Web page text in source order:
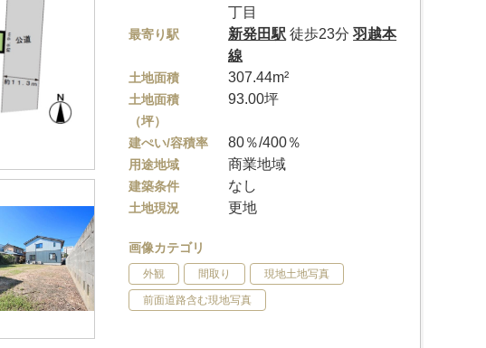
丁目
最寄り駅 新発田駅 徒歩23分羽越本
線
土地面積 307.44m²
土地面積
（坪）
93.00坪
建ぺい/容積率 80％/400％
用途地域 商業地域
建築条件 なし
土地現況 更地
画像カテゴリ
外観 間取り 現地土地写真
前面道路含む現地写真